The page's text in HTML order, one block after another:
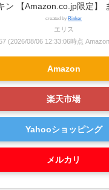
ン 【Amazon.co.jp限定】
created by Rinker
エリス
(2026/08/06 12:33:06時点
Amazon
楽天市場
Yahooショッピング
メルカリ